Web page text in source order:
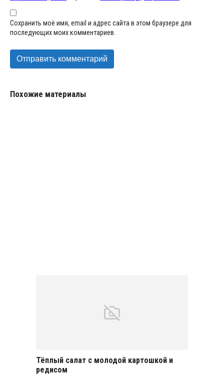
Сохранить моё имя, email и адрес сайта в этом браузере для
последующих моих комментариев.
Похожие материалы
Тёплый салат с молодой картошкой и
редисом